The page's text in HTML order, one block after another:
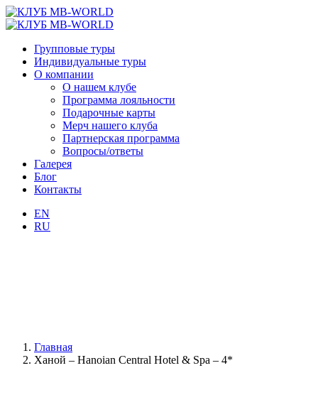
Групповые туры
Индивидуальные туры
О компании
О нашем клубе
Программа лояльности
Подарочные карты
Мерч нашего клуба
Партнерская программа
Вопросы/ответы
Галерея
Блог
Контакты
EN
RU
Главная
Ханой – Hanoian Central Hotel & Spa – 4*